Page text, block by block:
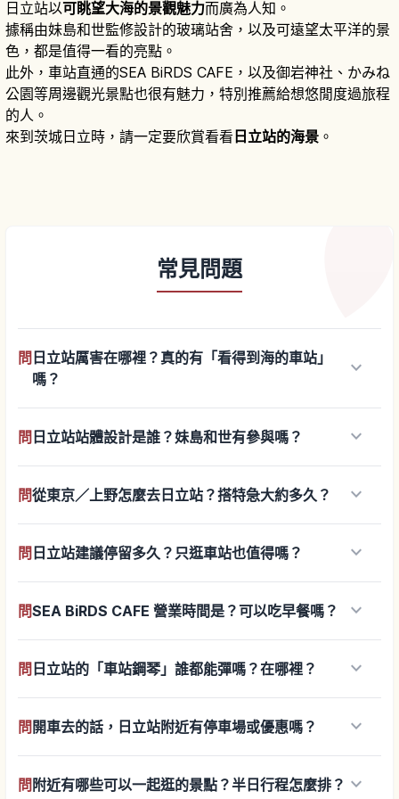
日立站以可眺望大海的景觀魅力而廣為人知。
據稱由妹島和世監修設計的玻璃站舍，以及可遠望太平洋的景
色，都是值得一看的亮點。
此外，車站直通的SEA BiRDS CAFE，以及御岩神社、かみね
公園等周邊觀光景點也很有魅力，特別推薦給想悠閒度過旅程
的人。
來到茨城日立時，請一定要欣賞看看 日立站的海景 。
常見問題
問 日立站厲害在哪裡？真的有「看得到海的車站」
嗎？
keyboard_arrow_down
問 日立站站體設計是誰？妹島和世有參與嗎？ keyboard_arrow_down
問從東京／上野怎麼去日立站？搭特急大約多久？ keyboard_arrow_down
問 日立站建議停留多久？只逛車站也值得嗎？ keyboard_arrow_down
問SEA BiRDS CAFE 營業時間是？可以吃早餐嗎？ keyboard_arrow_down
問 日立站的「車站鋼琴」誰都能彈嗎？在哪裡？ keyboard_arrow_down
問 開車去的話，日立站附近有停車場或優惠嗎？ keyboard_arrow_down
問 附近有哪些可以一起逛的景點？半日行程怎麼排？ keyboard_arrow_down